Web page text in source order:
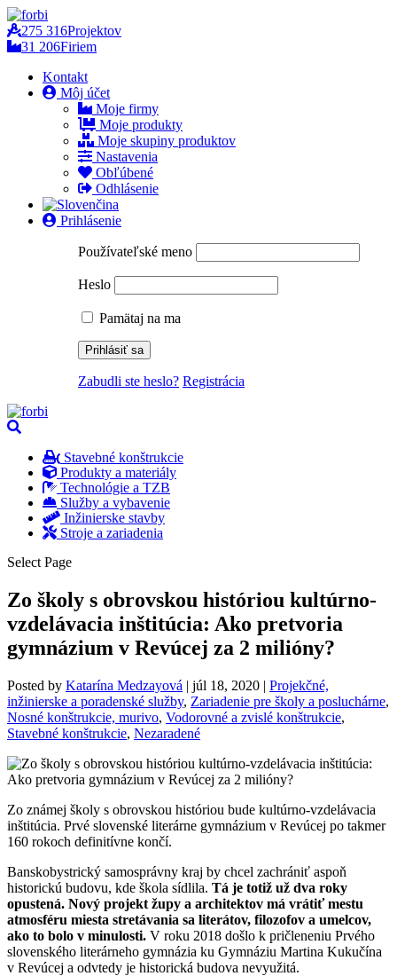
275 316Projektov
31 206Firiem
Kontakt
Môj účet
Moje firmy
Moje produkty
Moje skupiny produktov
Nastavenia
Obľúbené
Odhlásenie
Prihlásenie
Používateľské meno
Heslo
Pamätaj na ma
Zabudli ste heslo? Registrácia
Stavebné konštrukcie
Produkty a materiály
Technológie a TZB
Služby a vybavenie
Inžinierske stavby
Stroje a zariadenia
Select Page
Zo školy s obrovskou históriou kultúrno-
vzdelávacia inštitúcia: Ako pretvoria
gymnázium v Revúcej za 2 milióny?
Posted by Katarína Medzayová | júl 18, 2020 | Projekčné,
inžinierske a poradenské služby, Zariadenie pre školy a posluchárne,
Nosné konštrukcie, murivo, Vodorovné a zvislé konštrukcie,
Stavebné konštrukcie, Nezaradené
Zo známej školy s obrovskou históriou bude kultúrno-vzdelávacia
inštitúcia. Prvé slovenské literárne gymnázium v Revúcej po takmer
160 rokoch definitívne končí.
Banskobystrický samosprávny kraj by chcel zachrániť aspoň
historickú budovu, kde škola sídlila. Tá je totiž už dva roky
opustená. Nový projekt župy a architektov má vrátiť mestu
atmosféru miesta stretávania sa literátov, filozofov a umelcov,
ako to bolo v minulosti. V roku 2018 došlo k pričleneniu Prvého
slovenského literárneho gymnázia ku Gymnáziu Martina Kukučína
v Revúcej a odvtedy je historická budova nevyužitá.